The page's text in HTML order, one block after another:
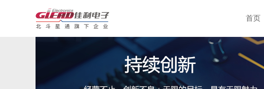
首页